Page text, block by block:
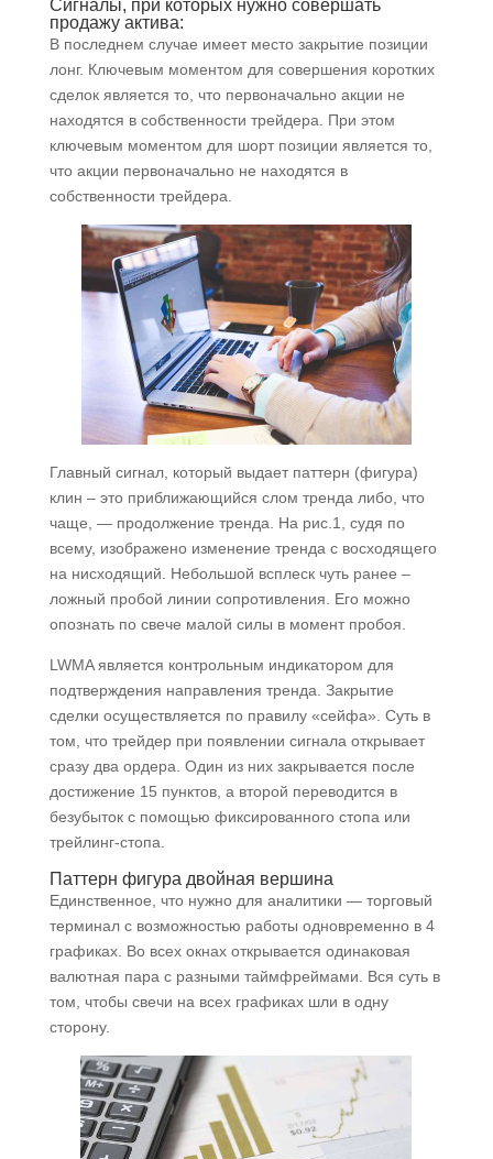
Сигналы, при которых нужно совершать
продажу актива:
В последнем случае имеет место закрытие позиции
лонг. Ключевым моментом для совершения коротких
сделок является то, что первоначально акции не
находятся в собственности трейдера. При этом
ключевым моментом для шорт позиции является то,
что акции первоначально не находятся в
собственности трейдера.
Главный сигнал, который выдает паттерн (фигура)
клин – это приближающийся слом тренда либо, что
чаще, — продолжение тренда. На рис.1, судя по
всему, изображено изменение тренда с восходящего
на нисходящий. Небольшой всплеск чуть ранее –
ложный пробой линии сопротивления. Его можно
опознать по свече малой силы в момент пробоя.
LWMA является контрольным индикатором для
подтверждения направления тренда. Закрытие
сделки осуществляется по правилу «сейфа». Суть в
том, что трейдер при появлении сигнала открывает
сразу два ордера. Один из них закрывается после
достижение 15 пунктов, а второй переводится в
безубыток с помощью фиксированного стопа или
трейлинг-стопа.
Паттерн фигура двойная вершина
Единственное, что нужно для аналитики — торговый
терминал с возможностью работы одновременно в 4
графиках. Во всех окнах открывается одинаковая
валютная пара с разными таймфреймами. Вся суть в
том, чтобы свечи на всех графиках шли в одну
сторону.